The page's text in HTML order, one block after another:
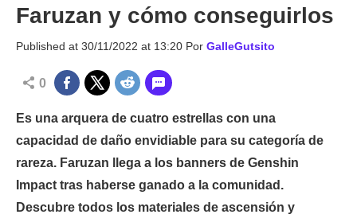
Faruzan y cómo conseguirlos
Published at 30/11/2022 at 13:20 Por GalleGutsito
0
Es una arquera de cuatro estrellas con una
capacidad de daño envidiable para su categoría de
rareza. Faruzan llega a los banners de Genshin
Impact tras haberse ganado a la comunidad.
Descubre todos los materiales de ascensión y